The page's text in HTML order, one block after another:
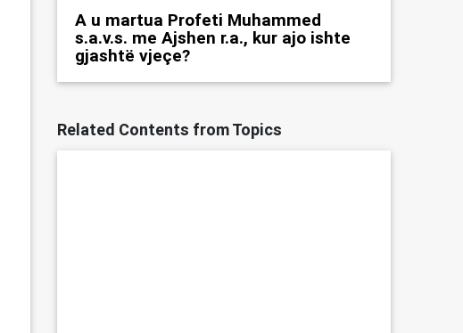
A u martua Profeti Muhammed
s.a.v.s. me Ajshen r.a., kur ajo ishte
gjashtë vjeçe?
Related Contents from Topics